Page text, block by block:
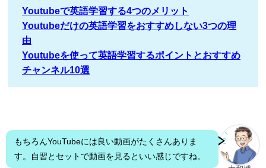
Youtubeで英語学習する4つのメリット
Youtubeだけの英語学習をおすすめしない3つの理
由
Youtubeを使って英語学習するポイントとおすすめ
チャンネル10選
もちろんYouTubeには良い動画がたくさんありま
す。自習とセットで動画を見るといい感じですね。